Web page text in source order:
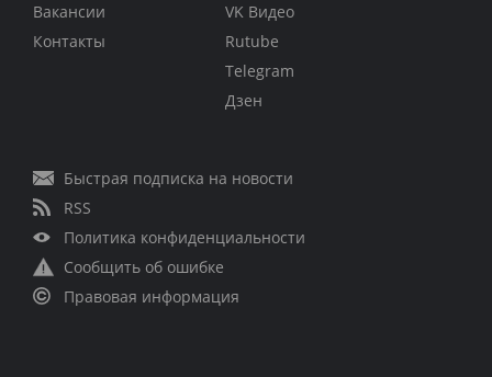
Вакансии
Контакты
VK Видео
Rutube
Telegram
Дзен
Быстрая подписка на новости
RSS
Политика конфиденциальности
Сообщить об ошибке
Правовая информация